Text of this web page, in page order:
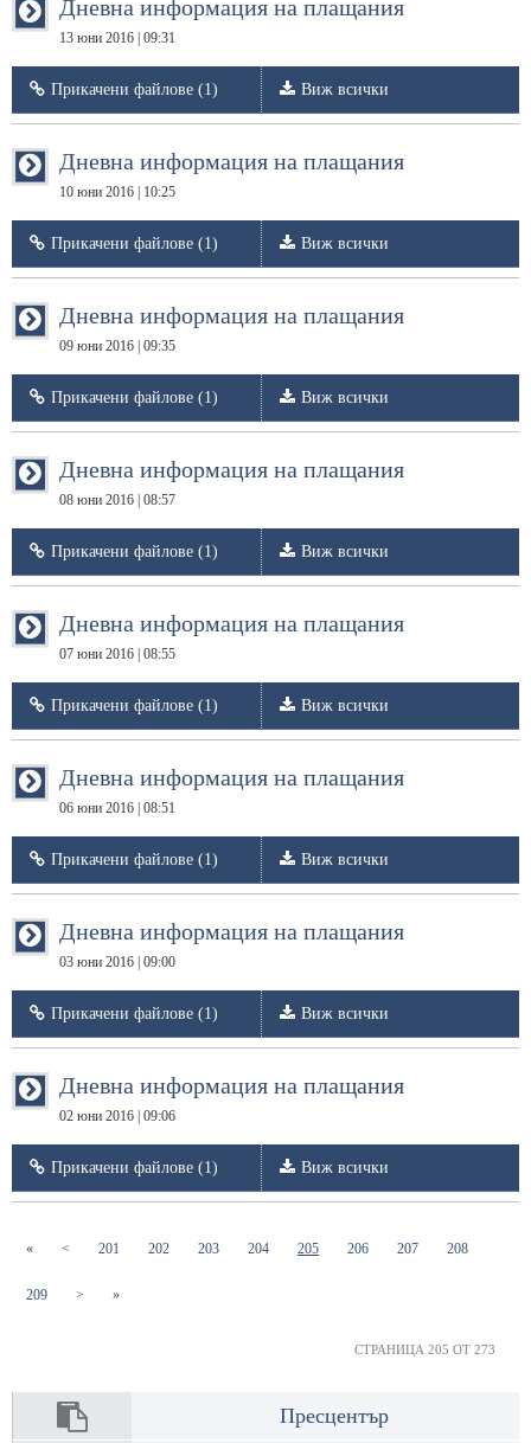
Дневна информация на плащания
13 юни 2016 | 09:31
Прикачени файлове (1) Виж всички
Дневна информация на плащания
10 юни 2016 | 10:25
Прикачени файлове (1) Виж всички
Дневна информация на плащания
09 юни 2016 | 09:35
Прикачени файлове (1) Виж всички
Дневна информация на плащания
08 юни 2016 | 08:57
Прикачени файлове (1) Виж всички
Дневна информация на плащания
07 юни 2016 | 08:55
Прикачени файлове (1) Виж всички
Дневна информация на плащания
06 юни 2016 | 08:51
Прикачени файлове (1) Виж всички
Дневна информация на плащания
03 юни 2016 | 09:00
Прикачени файлове (1) Виж всички
Дневна информация на плащания
02 юни 2016 | 09:06
Прикачени файлове (1) Виж всички
« < 201 (current)
202(current)
203(current)
204(current)
205(current)
206(current)
207(current)
208(current)
209(current)
> »
СТРАНИЦА 205 ОТ 273
Пресцентър